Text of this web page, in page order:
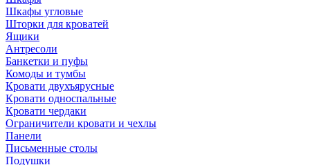
Шкафы угловые
Шторки для кроватей
Ящики
Антресоли
Банкетки и пуфы
Комоды и тумбы
Кровати двухъярусные
Кровати односпальные
Кровати чердаки
Ограничители кровати и чехлы
Панели
Письменные столы
Подушки